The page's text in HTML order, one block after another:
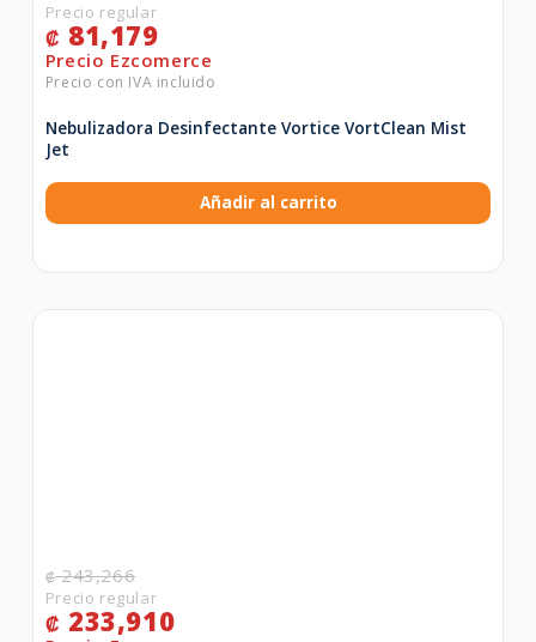
₡ 81,179
Nebulizadora Desinfectante Vortice VortClean Mist
Jet
Añadir al carrito
₡243,266
₡ 233,910